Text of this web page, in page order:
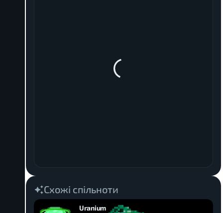
Схожі спільноти
Uranium